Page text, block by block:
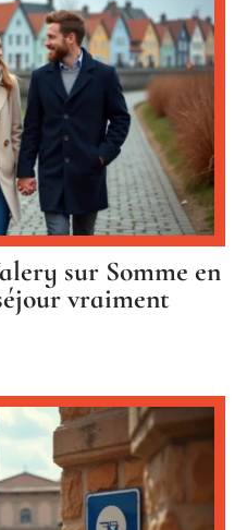
sur Somme en
vraiment